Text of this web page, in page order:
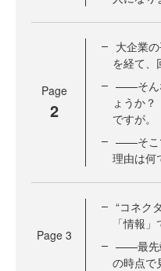
Page
2
大企業
を経て、
——そん
ょうか
ですが。
——そこ
理由は何
Page 3
“コネク
「情報
——最先
の時点で